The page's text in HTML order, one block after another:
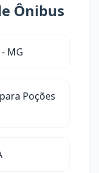
Ônibus
MG
Poções